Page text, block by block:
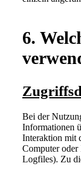
6.
Bei der
Informationen
Interaktion mit
Computer oder
Logfiles). Zu